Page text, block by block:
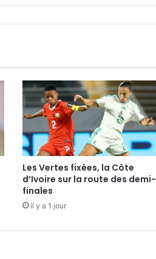
Les Vertes fixées, la Côte
d’Ivoire sur la route des demi-
finales
il y a 1 jour